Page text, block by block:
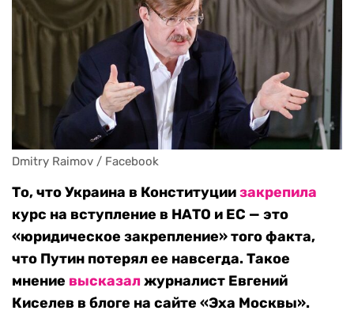
Dmitry Raimov / Facebook
То, что Украина в Конституциизакрепила
курс на вступление в НАТО и ЕС — это
«юридическое закрепление» того факта,
что Путин потерял ее навсегда. Такое
мнение высказалжурналист Евгений
Киселев в блоге на сайте «Эха Москвы».